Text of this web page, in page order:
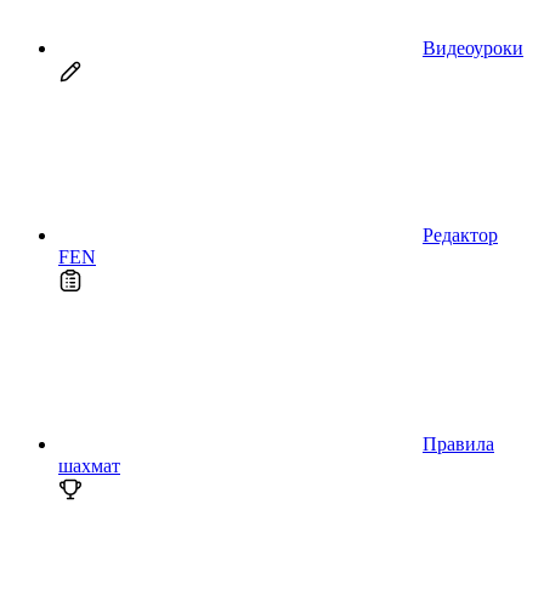
Видеоуроки
Редактор
FEN
Правила
шахмат